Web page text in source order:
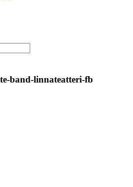
band-linnateatteri-fb